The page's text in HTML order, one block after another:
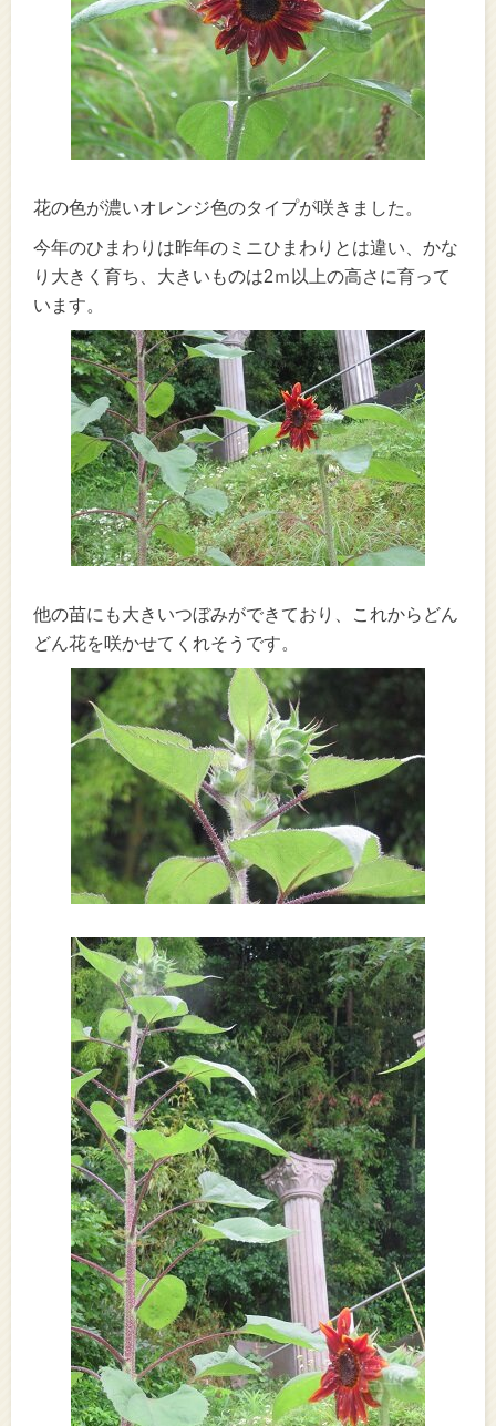
花の色が濃いオレンジ色のタイプが咲きました。
今年のひまわりは昨年のミニひまわりとは違い、かな
り大きく育ち、大きいものは2ｍ以上の高さに育って
います。
他の苗にも大きいつぼみができており、これからどん
どん花を咲かせてくれそうです。